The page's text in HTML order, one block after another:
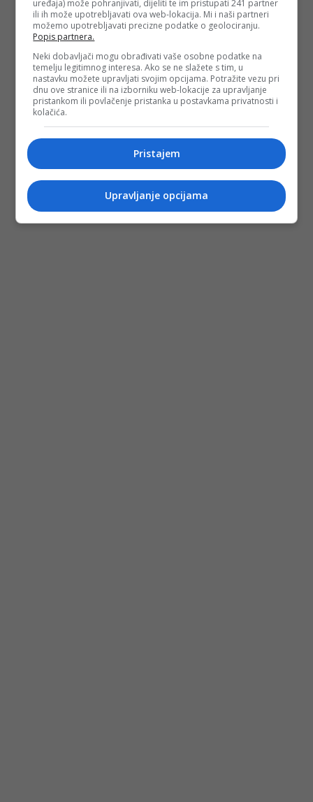
Depo.bapratite putem društvenih mreža Twitter Facebook
uređaja) može pohranjivati, dijeliti te im pristupati 241 partner
ili ih može upotrebljavati ova web-lokacija. Mi i naši partneri
možemo upotrebljavati precizne podatke o geolociranju.
Popis partnera.
Neki dobavljači mogu obrađivati vaše osobne podatke na
temelju legitimnog interesa. Ako se ne slažete s tim, u
nastavku možete upravljati svojim opcijama. Potražite vezu pri
dnu ove stranice ili na izborniku web-lokacije za upravljanje
pristankom ili povlačenje pristanka u postavkama privatnosti i
kolačića.
Pristajem
Upravljanje opcijama